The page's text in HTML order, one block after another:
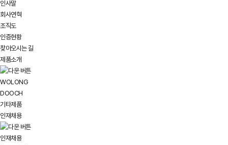
인사말
회사연혁
조직도
인증현황
찾아오시는 길
제품소개
WOLONG
DOOCH
기타제품
인재채용
인재채용